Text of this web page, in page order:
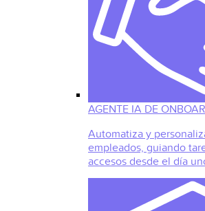
AGENTE IA DE
Automatiza y
empleados, guiando
accesos desde el día